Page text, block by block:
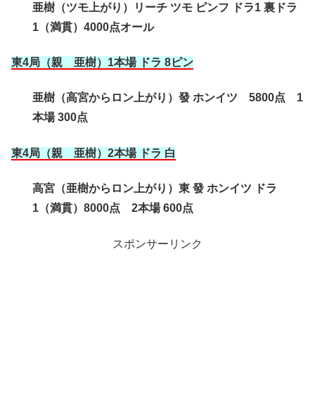
亜樹（ツモ上がり）リーチ ツモ ピンフ ドラ1 裏ドラ
1（満貫）4000点オール
東4局（親 亜樹）1本場 ドラ 8ピン
亜樹（高宮からロン上がり）發 ホンイツ 5800点 1
本場 300点
東4局（親 亜樹）2本場 ドラ 白
高宮（亜樹からロン上がり）東 發 ホンイツ ドラ
1（満貫）8000点 2本場 600点
スポンサーリンク